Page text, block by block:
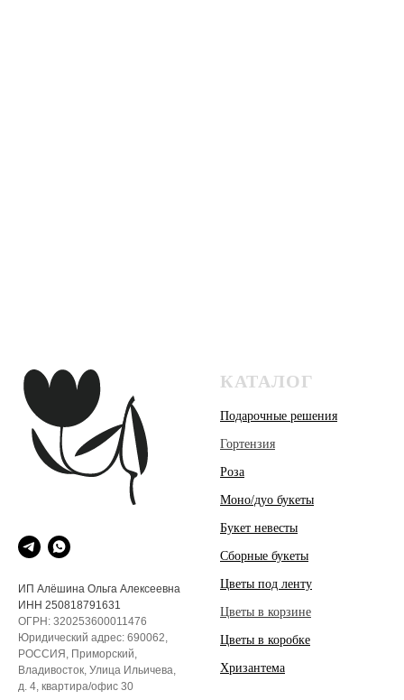
ИП Алёшина Ольга Алексеевна
ИНН 250818791631
ОГРН: 320253600011476
Юридический адрес: 690062,
РОССИЯ, Приморский,
Владивосток, Улица Ильичева,
д. 4, квартира/офис 30
КАТАЛОГ
Подарочные решения
Гортензия
Роза
Моно/дуо букеты
Букет невесты
Сборные букеты
Цветы под ленту
Цветы в корзине
Цветы в коробке
Хризантема